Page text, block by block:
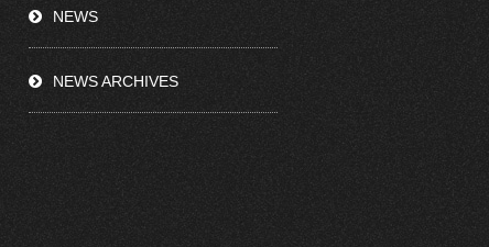
NEWS
NEWS ARCHIVES